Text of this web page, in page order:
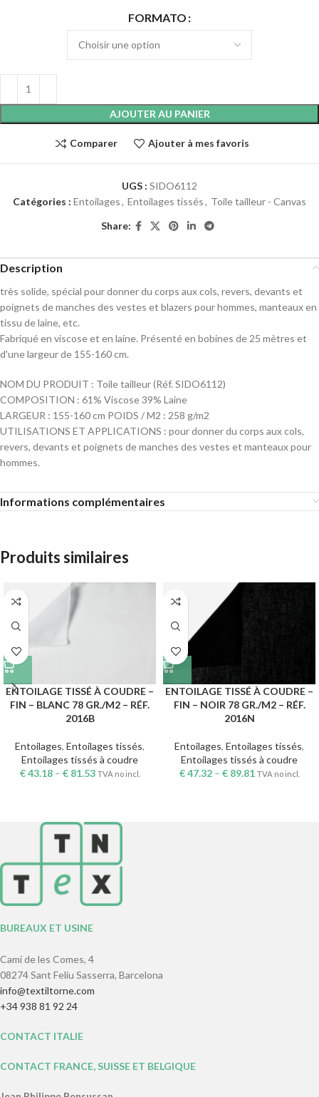
FORMATO
AJOUTER AU PANIER
Comparer Ajouter à mes favoris
UGS : SIDO6112
Catégories : Entoilages, Entoilages tissés, Toile tailleur - Canvas
Share:
Description
très solide, spécial pour donner du corps aux cols, revers, devants et
poignets de manches des vestes et blazers pour hommes, manteaux en
tissu de laine, etc.
Fabriqué en viscose et en laine. Présenté en bobines de 25 mètres et
d'une largeur de 155-160 cm.
NOM DU PRODUIT : Toile tailleur (Réf. SIDO6112)
COMPOSITION : 61% Viscose 39% Laine
LARGEUR : 155-160 cm POIDS / M2 : 258 g/m2
UTILISATIONS ET APPLICATIONS : pour donner du corps aux cols,
revers, devants et poignets de manches des vestes et manteaux pour
hommes.
Informations complémentaires
Produits similaires
ENTOILAGE TISSÉ À COUDRE –
FIN – BLANC 78 GR./M2 – RÉF.
2016B
Entoilages, Entoilages tissés,
Entoilages tissés à coudre
€43.18– €81.53 TVA no incl.
ENTOILAGE TISSÉ À COUDRE –
FIN – NOIR 78 GR./M2 – RÉF.
2016N
Entoilages, Entoilages tissés,
Entoilages tissés à coudre
€47.32– €89.81 TVA no incl.
BUREAUX ET USINE
Camí de les Comes, 4
08274 Sant Feliu Sasserra, Barcelona
info@textiltorne.com
+34 938 81 92 24
CONTACT ITALIE
CONTACT FRANCE, SUISSE ET BELGIQUE